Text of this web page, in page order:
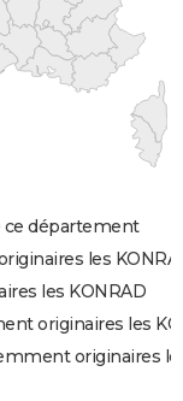
ce département
les
les KONRAD
originaires les
originaires